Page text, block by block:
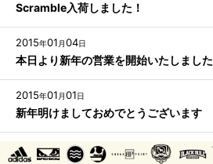
Scramble入荷しました！
2015年01 月04日
本日より新年の営業を開始いたしました
2015年01 月01日
新年明けましておめでとうございます